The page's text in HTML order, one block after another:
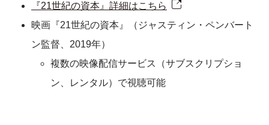
『21世紀の資本』詳細はこちら
映画『21世紀の資本』（ジャスティン・ペンバート
ン監督、2019年）
複数の映像配信サービス（サブスクリプショ
ン、レンタル）で視聴可能